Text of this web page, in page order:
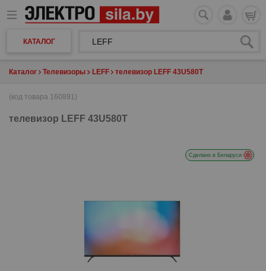
КАТАЛОГ
Каталог Телевизоры LEFF телевизор LEFF 43U580T
(код товара 160891)
телевизор LEFF 43U580T
Сделано в Беларуси